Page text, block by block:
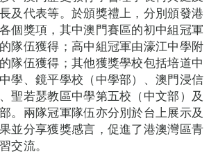
及代表等。於頒獎禮上，分別頒發港
個獎項，其中澳門賽區的初中組冠軍
隊伍獲得；高中組冠軍由濠江中學附
隊伍獲得；其他獲獎學校包括培道中
學、鏡平學校（中學部）、澳門浸信
聖若瑟教區中學第五校（中文部）及
。兩隊冠軍隊伍亦分別於台上展示及
並分享獲獎感言，促進了港澳灣區青
交流。